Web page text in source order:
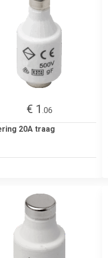
€ 1 .06
20A traag